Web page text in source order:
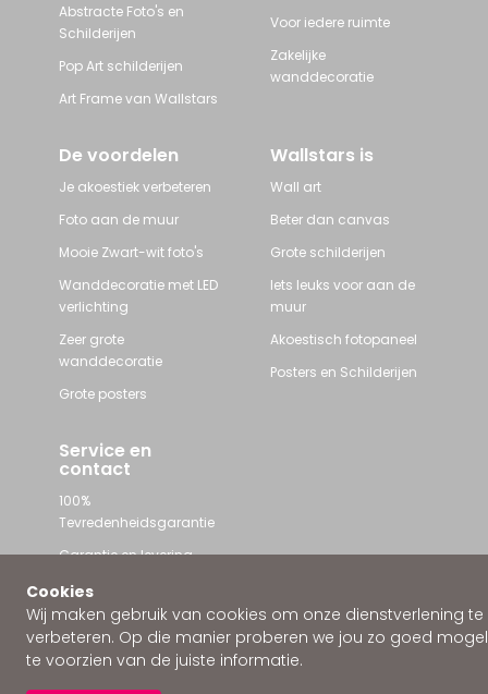
Cookies
Wij maken gebruik van cookies om onze dienstverlening te
verbeteren. Op die manier proberen we jou zo goed
te voorzien van de juiste informatie.
Abstracte Foto's en
Schilderijen
Pop Art schilderijen
Art Frame van Wallstars
Voor iedere ruimte
Zakelijke
wanddecoratie
De voordelen
Je akoestiek verbeteren
Foto aan de muur
Mooie Zwart-wit foto's
Wanddecoratie met LED
verlichting
Zeer grote
wanddecoratie
Grote posters
Wallstars is
Wall art
Beter dan canvas
Grote schilderijen
Iets leuks voor aan de
muur
Akoestisch fotopaneel
Posters en Schilderijen
Service en
contact
100%
Tevredenheidsgarantie
Garantie en levering
Contact met Wallstars
WhatsApp ons